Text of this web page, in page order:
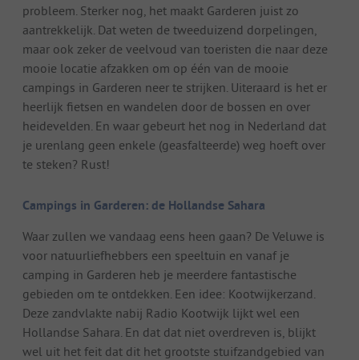
probleem. Sterker nog, het maakt Garderen juist zo
aantrekkelijk. Dat weten de tweeduizend dorpelingen,
maar ook zeker de veelvoud van toeristen die naar deze
mooie locatie afzakken om op één van de mooie
campings in Garderen neer te strijken. Uiteraard is het er
heerlijk fietsen en wandelen door de bossen en over
heidevelden. En waar gebeurt het nog in Nederland dat
je urenlang geen enkele (geasfalteerde) weg hoeft over
te steken? Rust!
Campings in Garderen: de Hollandse Sahara
Waar zullen we vandaag eens heen gaan? De Veluwe is
voor natuurliefhebbers een speeltuin en vanaf je
camping in Garderen heb je meerdere fantastische
gebieden om te ontdekken. Een idee: Kootwijkerzand.
Deze zandvlakte nabij Radio Kootwijk lijkt wel een
Hollandse Sahara. En dat dat niet overdreven is, blijkt
wel uit het feit dat dit het grootste stuifzandgebied van